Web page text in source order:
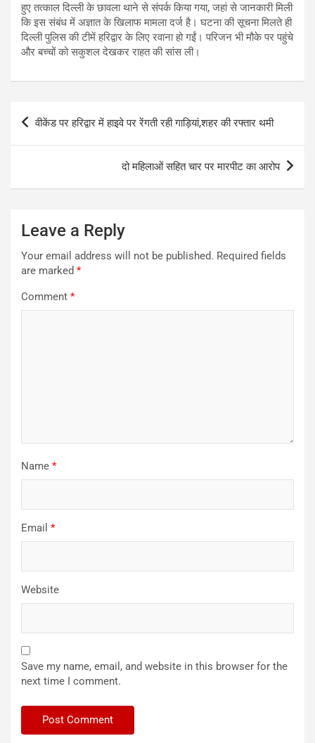
हुए तत्काल दिल्ली के छावला थाने से संपर्क किया गया, जहां से जानकारी मिली
कि इस संबंध में अज्ञात के खिलाफ मामला दर्ज है। घटना की सूचना मिलते ही
दिल्ली पुलिस की टीमें हरिद्वार के लिए रवाना हो गईं। परिजन भी मौके पर पहुंचे
और बच्चों को सकुशल देखकर राहत की सांस ली।
Post
navigation
वीकेंड पर हरिद्वार में हाइवे पर रेंगती रही गाड़ियां,शहर की रफ्तार थमी
दो महिलाओं सहित चार पर मारपीट का आरोप
Leave a Reply
Your email address will not be published. Required fields
are marked *
Comment *
Name *
Email *
Website
Save my name, email, and website in this browser for the
next time I comment.